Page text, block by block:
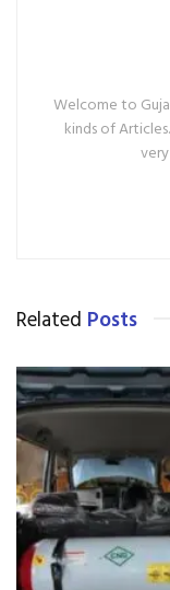
Welcome to
kinds of
Related Posts